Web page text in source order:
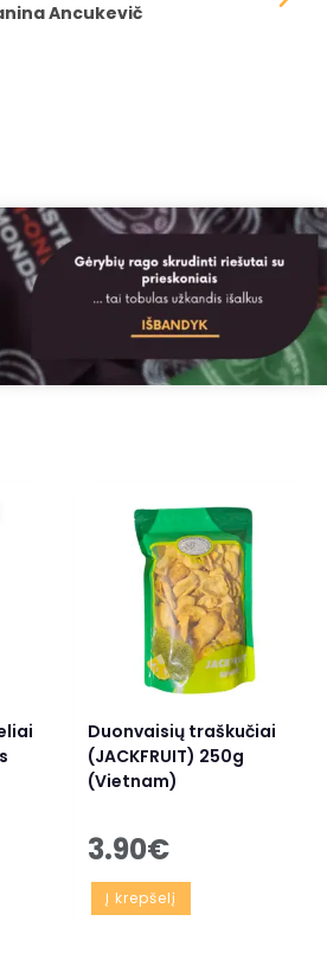
Ancukevič
Duonvaisių traškučiai
(JACKFRUIT) 250g
(Vietnam)
3.90€
Į krepšelį